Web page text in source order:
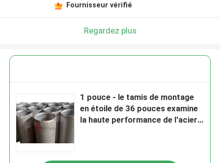
Fournisseur vérifié
Regardez plus
1 pouce - le tamis de montage
en étoile de 36 pouces examine
la haute performance de l'acier